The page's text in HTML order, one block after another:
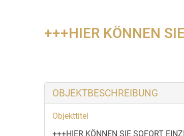
+++HIER KÖNNEN
OBJEKTBESCHREIBUNG
Objekttitel
+++HIER KÖNNEN SIE SOFORT